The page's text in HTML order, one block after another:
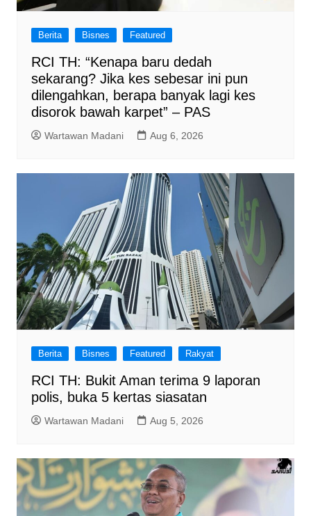
Berita Bisnes Featured
RCI TH: “Kenapa baru dedah
sekarang? Jika kes sebesar ini pun
dilengahkan, berapa banyak lagi kes
disorok bawah karpet” – PAS
Wartawan Madani Aug 6, 2026
Berita Bisnes Featured Rakyat
RCI TH: Bukit Aman terima 9 laporan
polis, buka 5 kertas siasatan
Wartawan Madani Aug 5, 2026